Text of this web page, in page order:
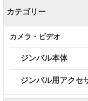
カテゴリー
カメラ・ビデオ
ジンバル本体
ジンバル用アクセ